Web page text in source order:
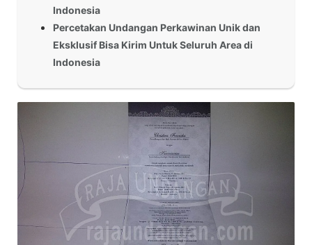
Indonesia
Percetakan Undangan Perkawinan Unik dan
Eksklusif Bisa Kirim Untuk Seluruh Area di
Indonesia